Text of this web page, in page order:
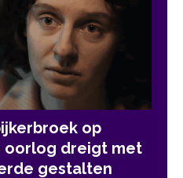
op
oorlog dreigt met
gestalten